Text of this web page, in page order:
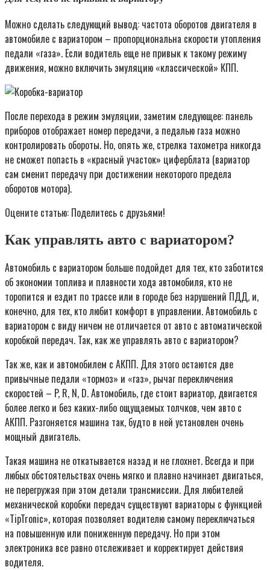
Можно сделать следующий вывод: частота оборотов двигателя в
автомобиле с вариатором – пропорциональна скорости утопления
педали «газа». Если водитель еще не привык к такому режиму
движения, можно включить эмуляцию «классической» КПП.
После перехода в режим эмуляции, заметим следующее: панель
приборов отображает номер передачи, а педалью газа можно
контролировать обороты. Но, опять же, стрелка тахометра никогда
не сможет попасть в «красный участок» циферблата (вариатор
сам сменит передачу при достижении некоторого предела
оборотов мотора).
Оцените статью: Поделитесь с друзьями!
Как управлять авто с вариатором?
Автомобиль с вариатором больше подойдет для тех, кто заботится
об экономии топлива и плавности хода автомобиля, кто не
торопится и ездит по трассе или в городе без нарушений ПДД, и,
конечно, для тех, кто любит комфорт в управлении. Автомобиль с
вариатором с виду ничем не отличается от авто с автоматической
коробкой передач. Так, как же управлять авто с вариатором?
Так же, как и автомобилем с АКПП. Для этого остаются две
привычные педали «тормоз» и «газ», рычаг переключения
скоростей – P, R, N, D. Автомобиль, где стоит вариатор, двигается
более легко и без каких-либо ощущаемых толчков, чем авто с
АКПП. Разгоняется машина так, будто в ней установлен очень
мощный двигатель.
Такая машина не откатывается назад и не глохнет. Всегда и при
любых обстоятельствах очень мягко и плавно начинает двигаться,
не перегружая при этом детали трансмиссии. Для любителей
механической коробки передач существуют вариаторы с функцией
«TipTronic», которая позволяет водителю самому переключаться
на повышенную или пониженную передачу. Но при этом
электроника все равно отслеживает и корректирует действия
водителя.